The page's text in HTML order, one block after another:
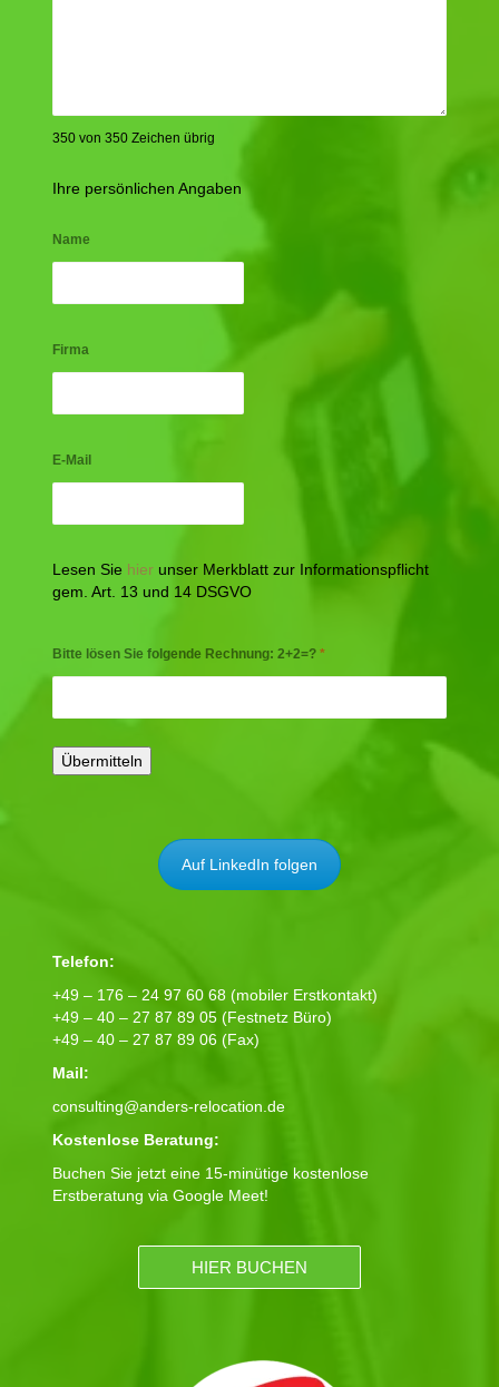
350 von 350 Zeichen übrig
Ihre persönlichen Angaben
Name
Firma
E-Mail
Lesen Sie hier unser Merkblatt zur Informationspflicht
gem. Art. 13 und 14 DSGVO
Bitte lösen Sie folgende Rechnung: 2+2=? *
Auf LinkedIn folgen
Telefon:
+49 – 176 – 24 97 60 68 (mobiler Erstkontakt)
+49 – 40 – 27 87 89 05 (Festnetz Büro)
+49 – 40 – 27 87 89 06 (Fax)
Mail:
consulting@anders-relocation.de
Kostenlose Beratung:
Buchen Sie jetzt eine 15-minütige kostenlose
Erstberatung via Google Meet!
HIER BUCHEN